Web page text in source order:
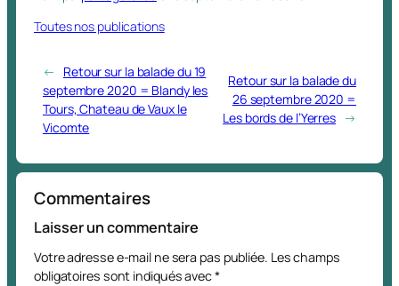
Toutes nos publications
←
Retour sur la balade du 19
septembre 2020 = Blandy les
Tours, Chateau de Vaux le
Vicomte
Retour sur la balade du
26 septembre 2020 =
Les bords de l’Yerres →
Commentaires
Laisser un commentaire
Votre adresse e-mail ne sera pas publiée. Les champs
obligatoires sont indiqués avec*